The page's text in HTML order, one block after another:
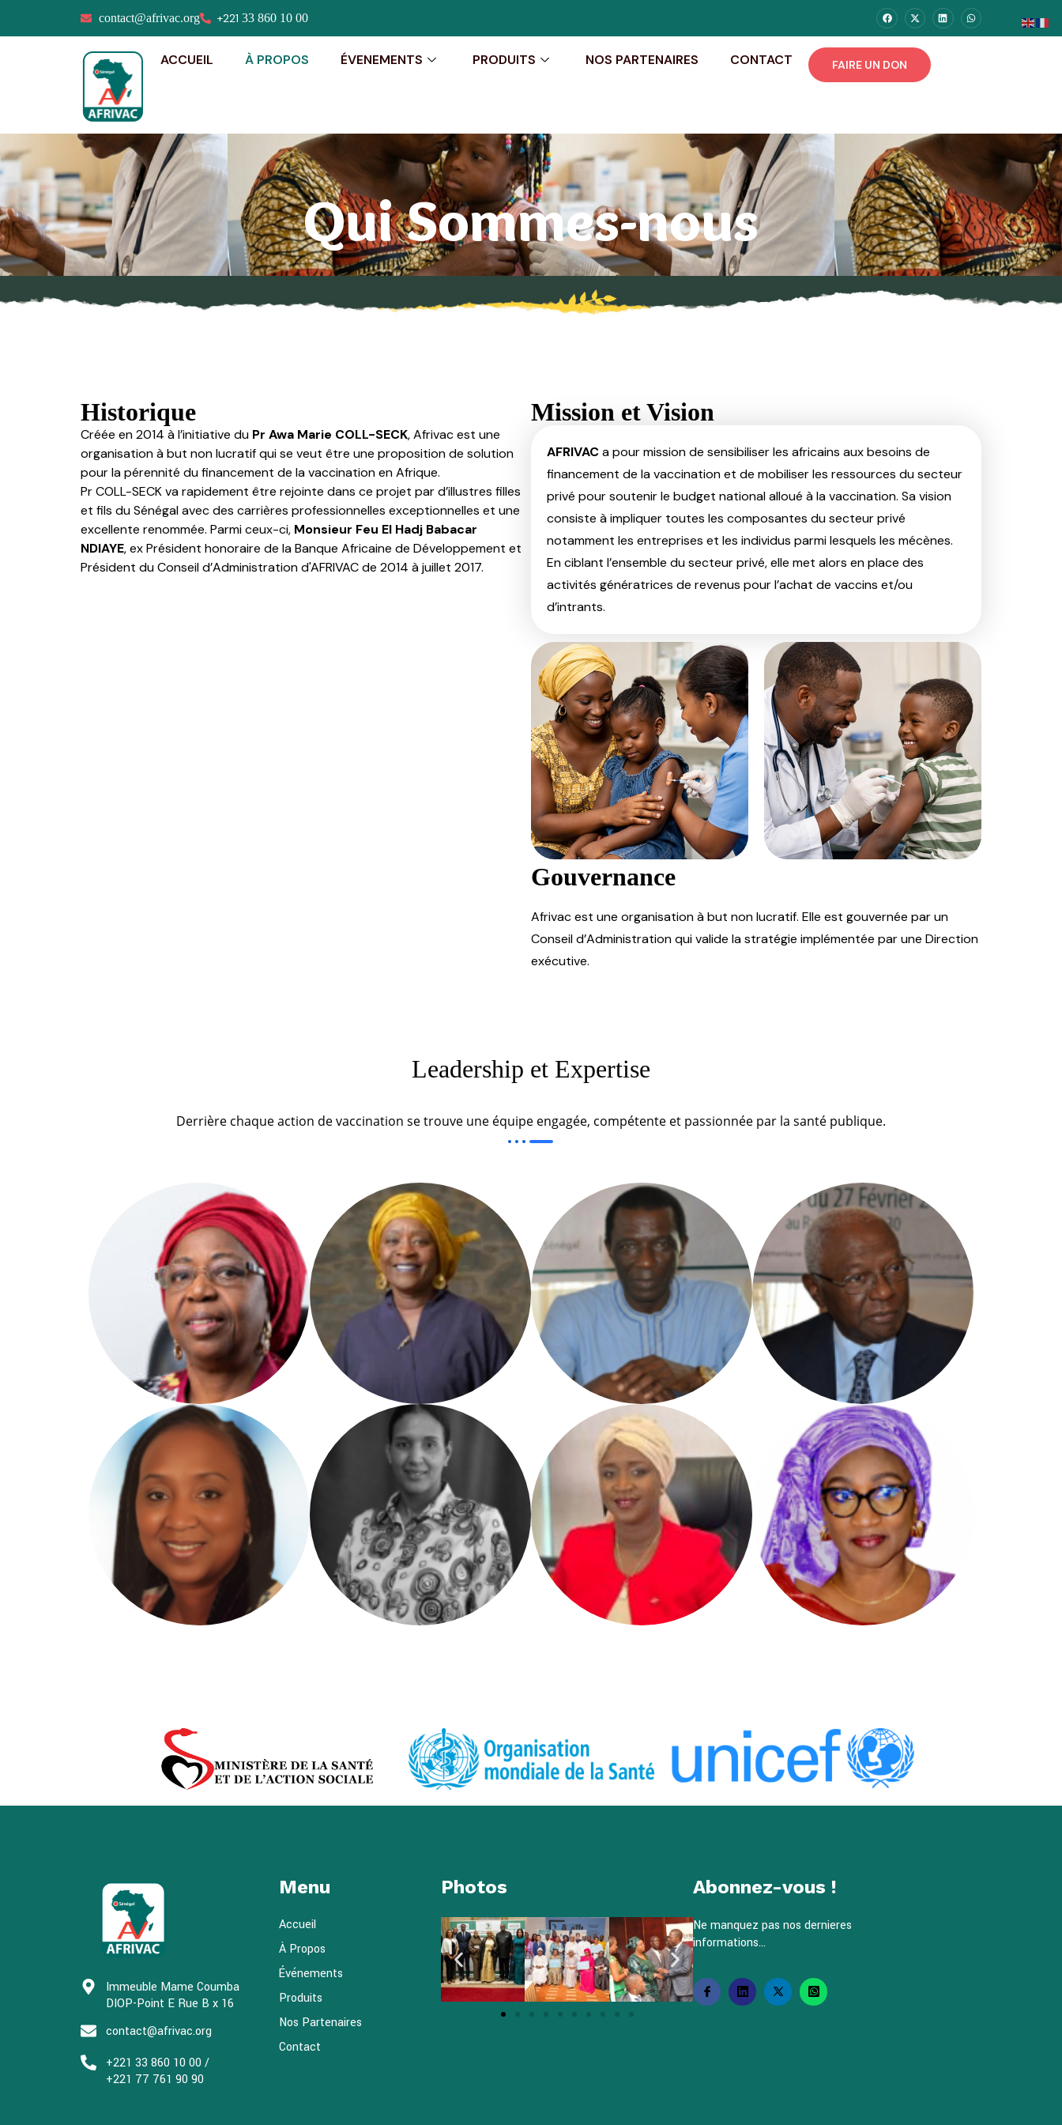
contact@afrivac.org +221 33 860 10 00
ACCUEIL À PROPOS ÉVENEMENTS PRODUITS NOS PARTENAIRES CONTACT FAIRE UN DON
Qui Sommes-nous
Historique
Créée en 2014 à l’initiative du Pr Awa Marie COLL-SECK, Afrivac est une
organisation à but non lucratif qui se veut être une proposition de solution
pour la pérennité du financement de la vaccination en Afrique.
Pr COLL-SECK va rapidement être rejointe dans ce projet par d’illustres filles
et fils du Sénégal avec des carrières professionnelles exceptionnelles et une
excellente renommée. Parmi ceux-ci, Monsieur Feu El Hadj Babacar
NDIAYE, ex Président honoraire de la Banque Africaine de Développement et
Président du Conseil d’Administration d'AFRIVAC de 2014 à juillet 2017.
Mission et Vision
AFRIVACa pour mission de sensibiliser les africains aux besoins de
financement de la vaccination et de mobiliser les ressources du secteur
privé pour soutenir le budget national alloué à la vaccination. Sa vision
consiste à impliquer toutes les composantes du secteur privé
notamment les entreprises et les individus parmi lesquels les mécènes.
En ciblant l’ensemble du secteur privé, elle met alors en place des
activités génératrices de revenus pour l’achat de vaccins et/ou
d’intrants.
Gouvernance
Afrivac est une organisation à but non lucratif. Elle est gouvernée par un
Conseil d’Administration qui valide la stratégie implémentée par une Direction
exécutive.
Leadership et Expertise
Derrière chaque action de vaccination se trouve une équipe engagée, compétente et passionnée par la santé publique.
Immeuble Mame Coumba
DIOP-Point E Rue B x 16
contact@afrivac.org
+221 33 860 10 00 /
+221 77 761 90 90
Menu
Accueil
À Propos
Événements
Produits
Nos Partenaires
Contact
Photos Abonnez-vous !
Ne manquez pas nos dernieres
informations...